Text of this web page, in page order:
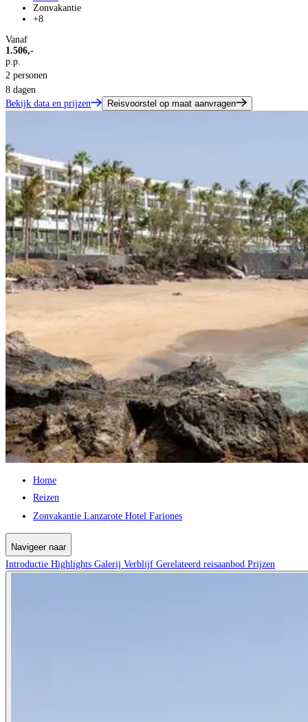
Zonvakantie
+8
Vanaf
1.506,-
p.p.
2 personen
8 dagen
Bekijk data en prijzen
Reisvoorstel op maat aanvragen
Home
Reizen
Zonvakantie Lanzarote Hotel Fariones
Navigeer naar
Introductie Highlights Galerij Verblijf Gerelateerd reisaanbod Prijzen